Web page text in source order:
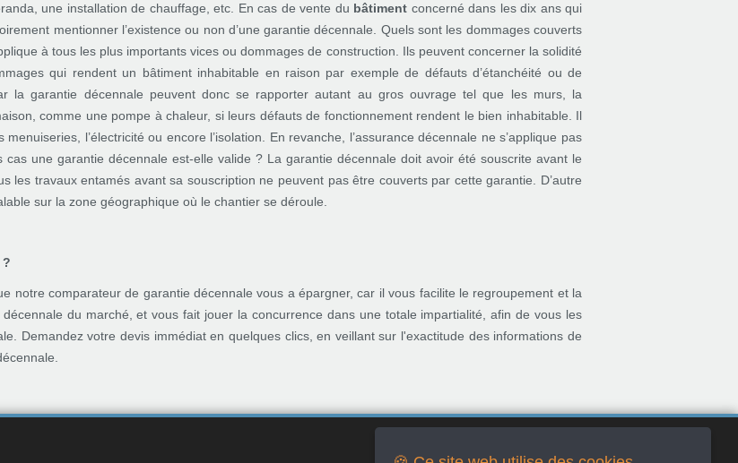
une installation de chauffage, etc. En cas de vente du bâtiment concerné dans les dix ans qui
mentionner l’existence ou non d’une garantie décennale. Quels sont les dommages couverts
à tous les plus importants vices ou dommages de construction. Ils peuvent concerner la solidité
qui rendent un bâtiment inhabitable en raison par exemple de défauts d’étanchéité ou de
la garantie décennale peuvent donc se rapporter autant au gros ouvrage tel que les murs, la
comme une pompe à chaleur, si leurs défauts de fonctionnement rendent le bien inhabitable. Il
l’électricité ou encore l’isolation. En revanche, l’assurance décennale ne s’applique pas
cas une garantie décennale est-elle valide ? La garantie décennale doit avoir été souscrite avant le
les travaux entamés avant sa souscription ne peuvent pas être couverts par cette garantie. D’autre
sur la zone géographique où le chantier se déroule.
?
notre comparateur de garantie décennale vous a épargner, car il vous facilite le regroupement et la
du marché, et vous fait jouer la concurrence dans une totale impartialité, afin de vous les
Demandez votre devis immédiat en quelques clics, en veillant sur l'exactitude des informations de